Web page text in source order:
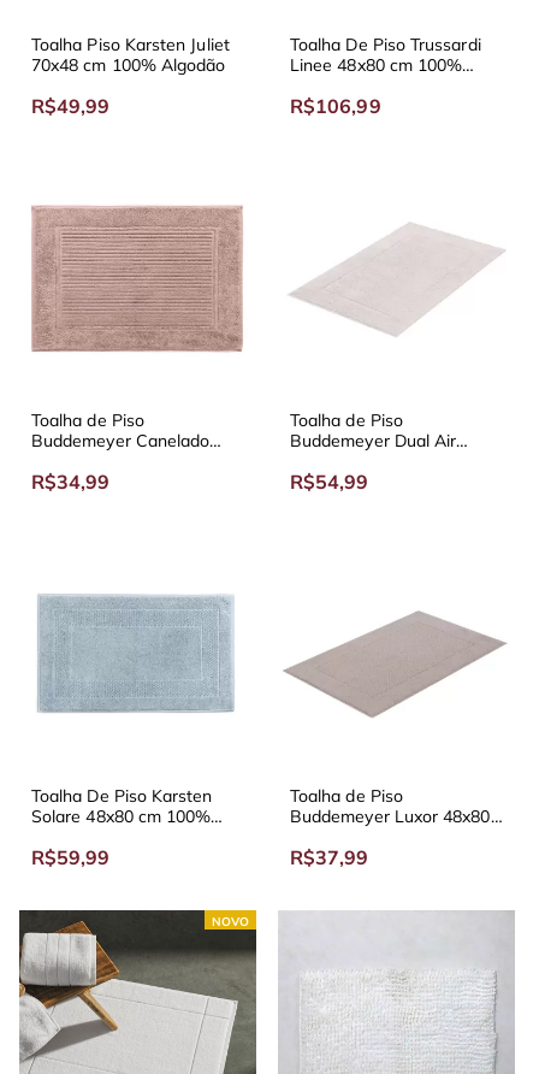
Toalha Piso Karsten Juliet
70x48 cm 100% Algodão
R$49,99
Toalha De Piso Trussardi
Linee 48x80 cm 100%
R$106,99
Toalha de Piso
Buddemeyer Canelado
R$34,99
Toalha de Piso
Buddemeyer Dual Air
R$54,99
Toalha De Piso Karsten
Solare 48x80 cm 100%
R$59,99
Toalha de Piso
Buddemeyer Luxor 48x80
R$37,99
NOVO